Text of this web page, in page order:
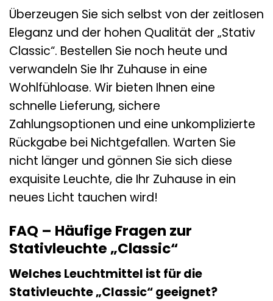
Überzeugen Sie sich selbst von der zeitlosen
Eleganz und der hohen Qualität der „Stativ
Classic“. Bestellen Sie noch heute und
verwandeln Sie Ihr Zuhause in eine
Wohlfühloase. Wir bieten Ihnen eine
schnelle Lieferung, sichere
Zahlungsoptionen und eine unkomplizierte
Rückgabe bei Nichtgefallen. Warten Sie
nicht länger und gönnen Sie sich diese
exquisite Leuchte, die Ihr Zuhause in ein
neues Licht tauchen wird!
FAQ – Häufige Fragen zur
Stativleuchte „Classic“
Welches Leuchtmittel ist für die
Stativleuchte „Classic“ geeignet?